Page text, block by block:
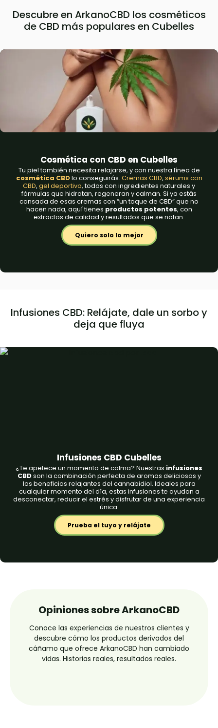
Descubre en ArkanoCBD los cosméticos
de CBD más populares en Cubelles
Cosmética con CBD en Cubelles
Tu piel también necesita relajarse, y con nuestra línea de
cosmética CBDlo conseguirás. Cremas CBD, sérums con
CBD, gel deportivo, todos con ingredientes naturales y
fórmulas que hidratan, regeneran y calman. Si ya estás
cansada de esas cremas con “un toque de CBD” que no
hacen nada, aquí tienes productos potentes, con
extractos de calidad y resultados que se notan.
Quiero solo lo mejor
Infusiones CBD: Relájate, dale un sorbo y
deja que fluya
Infusiones CBD Cubelles
¿Te apetece un momento de calma? Nuestras infusiones
CBDson la combinación perfecta de aromas deliciosos y
los beneficios relajantes del cannabidiol. Ideales para
cualquier momento del día, estas infusiones te ayudan a
desconectar, reducir el estrés y disfrutar de una experiencia
única.
Prueba el tuyo y relájate
Opiniones sobre ArkanoCBD
Conoce las experiencias de nuestros clientes y
descubre cómo los productos derivados del
cáñamo que ofrece ArkanoCBD han cambiado
vidas. Historias reales, resultados reales.